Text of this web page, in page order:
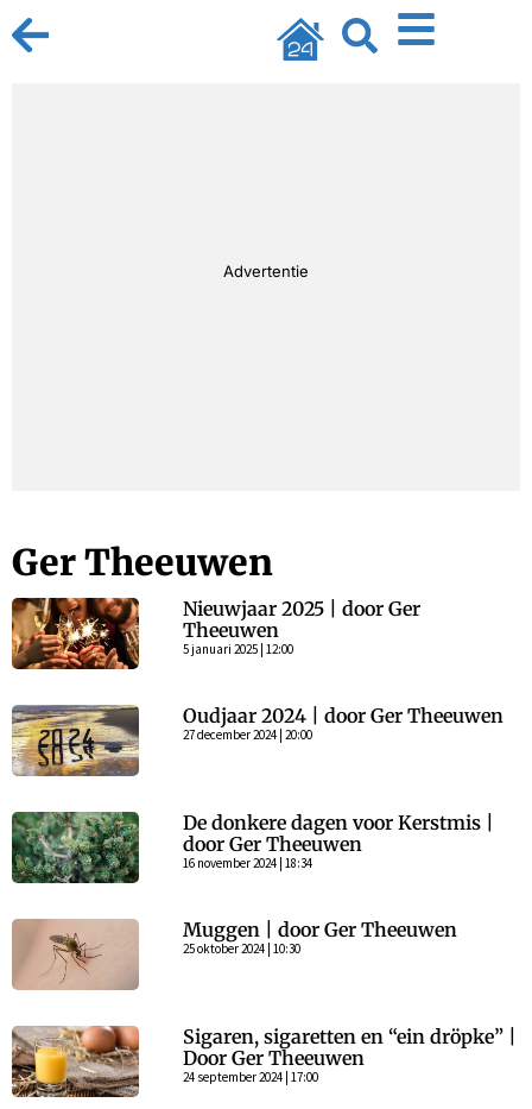
Advertentie
Ger Theeuwen
Nieuwjaar 2025 | door Ger
Theeuwen
5 januari 2025 | 12:00
Oudjaar 2024 | door Ger Theeuwen
27 december 2024 | 20:00
De donkere dagen voor Kerstmis |
door Ger Theeuwen
16 november 2024 | 18:34
Muggen | door Ger Theeuwen
25 oktober 2024 | 10:30
Sigaren, sigaretten en “ein dröpke” |
Door Ger Theeuwen
24 september 2024 | 17:00